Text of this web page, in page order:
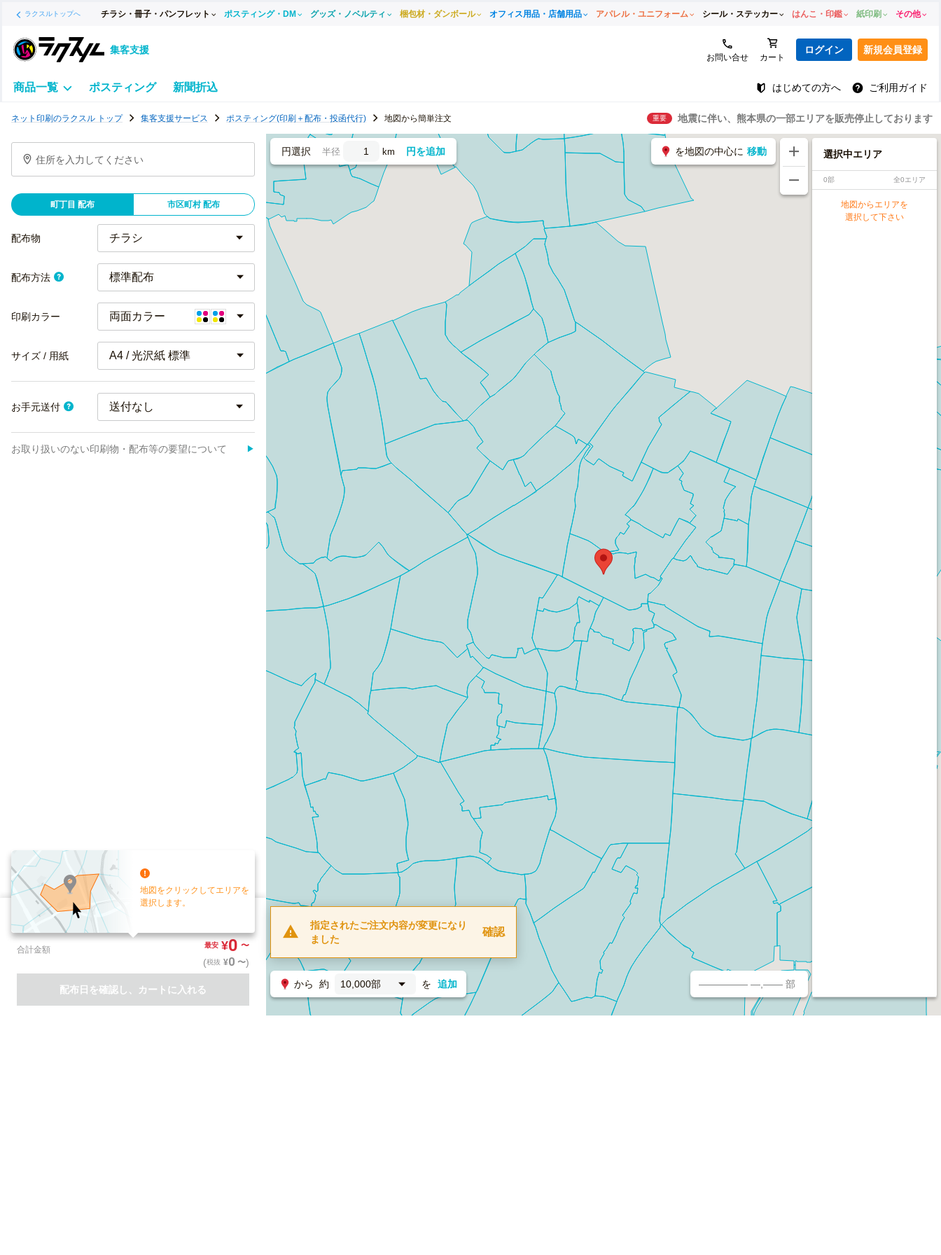
ラクスルトップへ チラシ・冊子・パンフレット ポスティング・DM グッズ・ノベルティ 梱包材・ダンボール オフィス用品・店舗用品 アパレル・ユニフォーム シール・ステッカー はんこ・印鑑 紙印刷 その他
集客支援
お問い合せ カート
ログイン 新規会員登録
商品一覧 ポスティング 新聞折込 はじめての方へ ご利用ガイド
テ
グ
ラ
ネット印刷のラクスル トップ 集客支援サービス ポスティング(印刷＋配布・投函代行) 地図から簡単注文 重要 地震に伴い、熊本県の一部エリアを販売停止しております
住所を入力してください
町丁目 配布 市区町村 配布
配布物
配布方法 標準配布
印刷カラー 両面カラー
サイズ / 用紙 A4 / 光沢紙 標準
お手元送付
お取り扱いのない印刷物・配布等の要望について ▶
地図をクリックしてエリアを
選択します。
配布部数
お手元送付
合計金額 最安 ¥0 〜
(税抜 ¥0 〜)
配布日を確認し、カートに入れる
円選択 半径 km 円を追加
指定されたご注文内容が変更になり
ました
確認
から 約 10,000部 を 追加
を地図の中心に 移動
————— —,—— 部
選択中エリア
0部 全0エリア
地図からエリアを
選択して下さい